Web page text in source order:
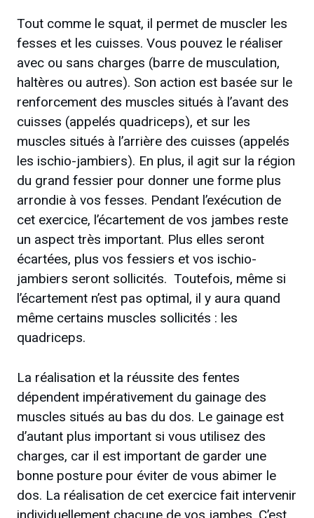
Tout comme le squat, il permet de muscler les
fesses et les cuisses. Vous pouvez le réaliser
avec ou sans charges (barre de musculation,
haltères ou autres). Son action est basée sur le
renforcement des muscles situés à l’avant des
cuisses (appelés quadriceps), et sur les
muscles situés à l’arrière des cuisses (appelés
les ischio-jambiers). En plus, il agit sur la région
du grand fessier pour donner une forme plus
arrondie à vos fesses. Pendant l’exécution de
cet exercice, l’écartement de vos jambes reste
un aspect très important. Plus elles seront
écartées, plus vos fessiers et vos ischio-
jambiers seront sollicités. Toutefois, même si
l’écartement n’est pas optimal, il y aura quand
même certains muscles sollicités : les
quadriceps.
La réalisation et la réussite des fentes
dépendent impérativement du gainage des
muscles situés au bas du dos. Le gainage est
d’autant plus important si vous utilisez des
charges, car il est important de garder une
bonne posture pour éviter de vous abimer le
dos. La réalisation de cet exercice fait intervenir
individuellement chacune de vos jambes. C’est